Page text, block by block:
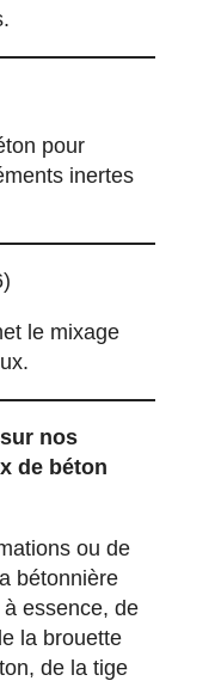
pour
inertes
le mixage
nos
de béton
ou de
bétonnière
essence, de
la brouette
de la tige